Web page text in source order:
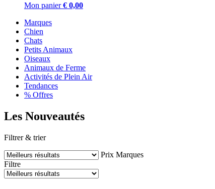
Mon panier € 0,00
Marques
Chien
Chats
Petits Animaux
Oiseaux
Animaux de Ferme
Activités de Plein Air
Tendances
% Offres
Les Nouveautés
Filtrer & trier
Prix Marques
Filtre